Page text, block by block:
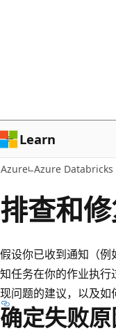
容
Learn
Azure Azure Databricks
排查和
假设你已收到通知（
知任务在你的作业执
现问题的建议，以及如
确定失败